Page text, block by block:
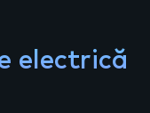
electrică